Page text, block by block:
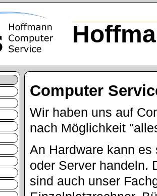
Computer
Wir haben uns auf
nach Möglichkeit
An Hardware kann
oder Server handeln.
sind auch unser